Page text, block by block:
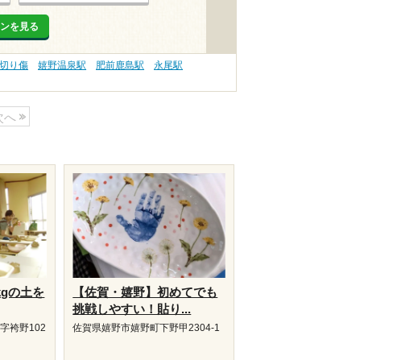
を見る
り傷 嬉野温泉駅 肥前鹿島駅
永尾駅
へ
の土を
袴野102
【佐賀・嬉野】初めてでも
挑戦しやすい！貼り...
佐賀県嬉野市嬉野町下野甲2304-1